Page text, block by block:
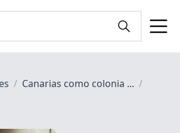
/ Canarias como colonia ... /